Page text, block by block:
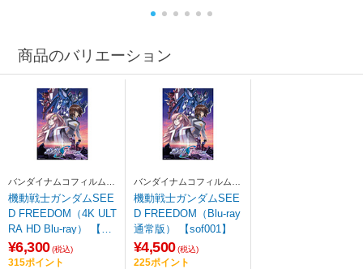
商品のバリエーション
バンダイナムコフィルムワ
ークス
機動戦士ガンダムSEE
D FREEDOM（4K ULT
RA HD Blu-ray） 【sof
001】
¥6,300 (税込)
315ポイント
バンダイナムコフィルムワ
ークス
機動戦士ガンダムSEE
D FREEDOM（Blu-ray
通常版） 【sof001】
¥4,500 (税込)
225ポイント